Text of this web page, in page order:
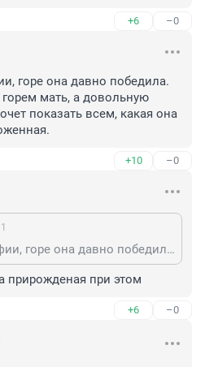
+6 –0
горе она давно победила.
мать, а довольную
показать всем, какая она
+10 –0
Судя по ее фотографии, горе она давно победила. Мы видим не убитую горем мать, а довольную собой бабу, которая хочет показать всем, какая она красивая, модная, ухоженная.
прирожденая при этом
+6 –0